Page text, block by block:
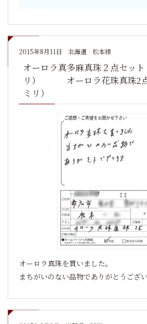
2015年8月11日 北海道 松本様
オーロラ真多麻真珠２点セット
リ） オーロラ花珠真珠2点
ミリ）
オーロラ真珠を買いました。
まちがいのない品物でありがとうござい